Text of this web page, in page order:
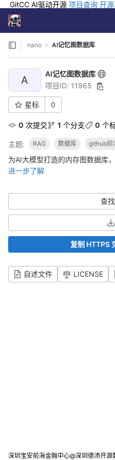
GitCC AI驱动开源 项目查询 开
排行
Skip to content
GitLab
nano AI记忆图数据库
A
AI记忆图数据库
项目ID: 11965
星标 0
0 次提交 1 个分支 0 个
主题: RAG 数据库 github前
为AI大模型打造的内存图数据库
进一步了解
查
选
复制 HTTPS
自述文件 LICENSE
深圳宝安前海金融中心@深圳德沛开源